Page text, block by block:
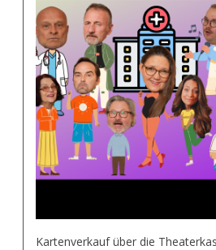
Kartenverkauf über die